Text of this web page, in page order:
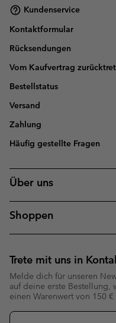
Kundenservice
Kontaktformular
Rücksendungen
Vom Kaufvertrag
Bestellstatus
Versand
Zahlung
Häufig gestellte Fragen
Über uns
Shoppen
Trete mit uns in
Melde dich für unseren
auf deine erste
einen Warenwert von 150 €
Newsletter-